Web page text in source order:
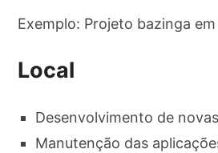
Exemplo: Projeto bazinga
Local
Desenvolvimento de
Manutenção das